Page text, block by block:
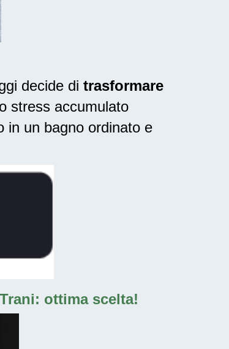
decide di trasformare
stress accumulato
in un bagno ordinato e
ottima scelta!